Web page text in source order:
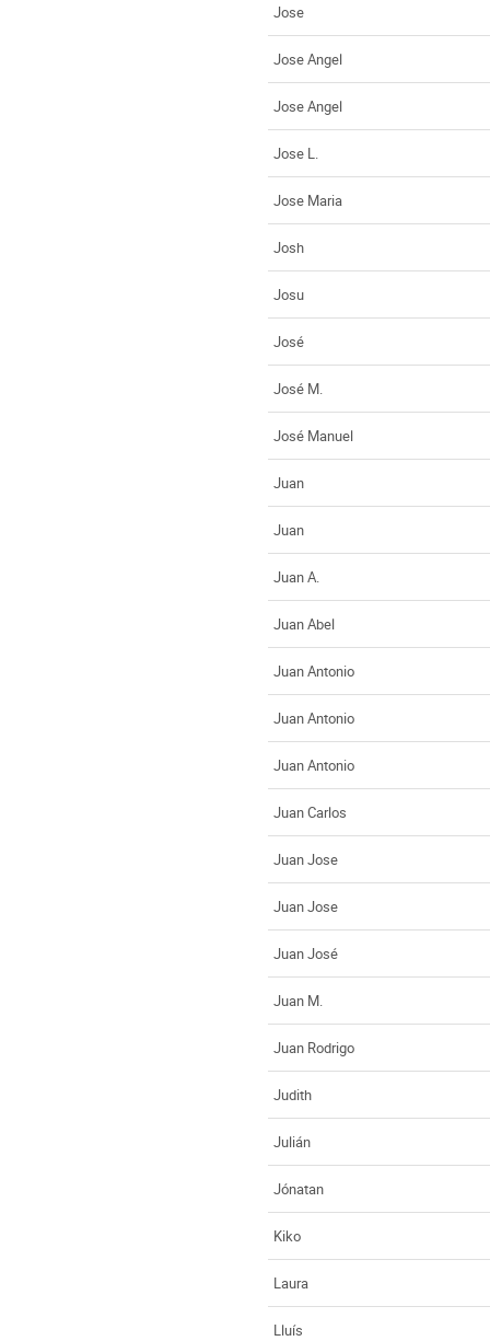
Jose
Jose Angel
Jose Angel
Jose L.
Jose Maria
Josh
Josu
José
José M.
José Manuel
Juan
Juan
Juan A.
Juan Abel
Juan Antonio
Juan Antonio
Juan Antonio
Juan Carlos
Juan Jose
Juan Jose
Juan José
Juan M.
Juan Rodrigo
Judith
Julián
Jónatan
Kiko
Laura
Lluís